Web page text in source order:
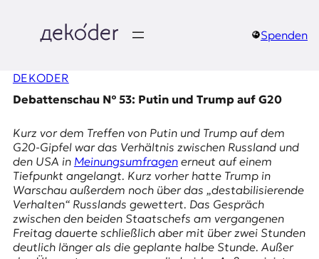
springen
e
k
o
d
e
r
Spenden
DEKODER
Debattenschau № 53: Putin und Trump auf G20
Kurz vor dem Treffen von Putin und Trump auf dem
G20-Gipfel war das Verhältnis zwischen Russland und
den USA in Meinungsumfragenerneut auf einem
Tiefpunkt angelangt. Kurz vorher hatte Trump in
Warschau außerdem noch über das „destabilisierende
Verhalten“ Russlands gewettert. Das Gespräch
zwischen den beiden Staatschefs am vergangenen
Freitag dauerte schließlich aber mit über zwei Stunden
deutlich länger als die geplante halbe Stunde. Außer